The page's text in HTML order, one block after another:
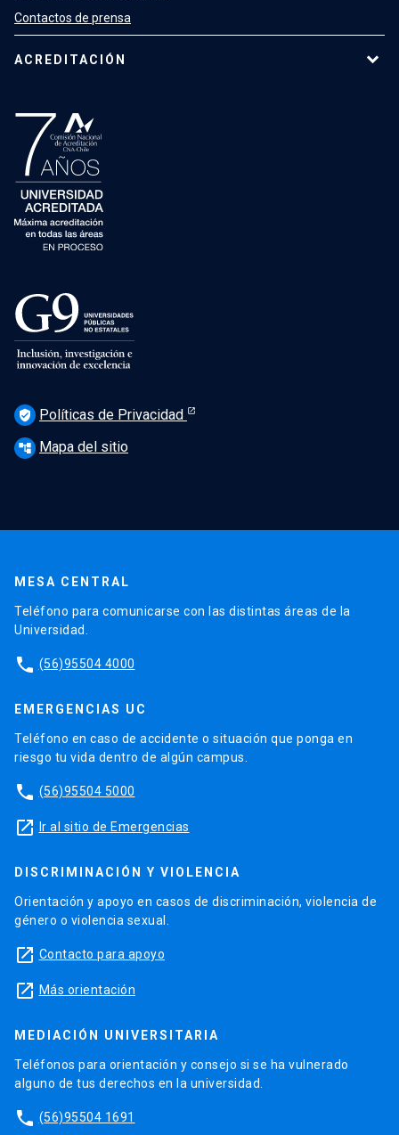
Contactos de prensa
ACREDITACIÓN
verified_user Políticas de Privacidad
account_tree Mapa del sitio
MESA CENTRAL
Teléfono para comunicarse con las distintas áreas de la
Universidad.
phone (56)95504 4000
EMERGENCIAS UC
Teléfono en caso de accidente o situación que ponga en
riesgo tu vida dentro de algún campus.
phone (56)95504 5000
launch Ir al sitio de Emergencias
DISCRIMINACIÓN Y VIOLENCIA
Orientación y apoyo en casos de discriminación, violencia de
género o violencia sexual.
launch Contacto para apoyo
launch Más orientación
MEDIACIÓN UNIVERSITARIA
Teléfonos para orientación y consejo si se ha vulnerado
alguno de tus derechos en la universidad.
phone (56)95504 1691